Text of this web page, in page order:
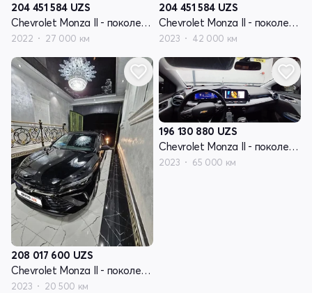
204 451 584 UZS
Chevrolet Monza II - поколение рестайлинг
2022 27 000 км
204 451 584 UZS
Chevrolet Monza II - поколение рестайлинг
2023 42 000 км
208 017 600 UZS
Chevrolet Monza II - поколение рестайлинг
2023 20 500 км
196 130 880 UZS
Chevrolet Monza II - поколение рестайлинг
2023 65 000 км